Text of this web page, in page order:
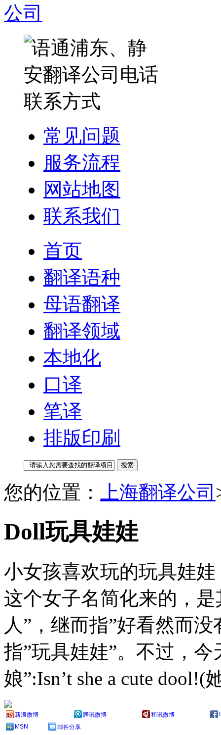
常见问题
服务流程
网站地图
联系我们
首页
翻译语种
母语翻译
翻译领域
本地化
口译
笔译
排版印刷
您的位置： 上海翻译公司
Doll玩具娃娃
小女孩喜欢玩的玩具娃
这个女子名简化来的，
人”，继而指”好看然而
指”玩具娃娃”。不过，
娘”:Isn’t she a cute dool!(
新浪微博 腾讯微博 和讯微博
MSN
邮件分享